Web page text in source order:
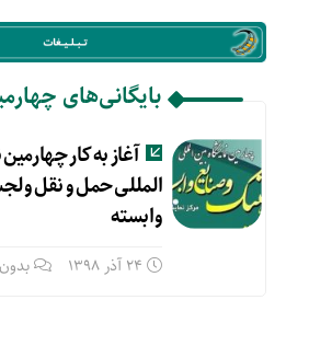
بایگانی‌های
آغاز به کار
المللی حمل و نقل و
وابسته
24 آذر 1398